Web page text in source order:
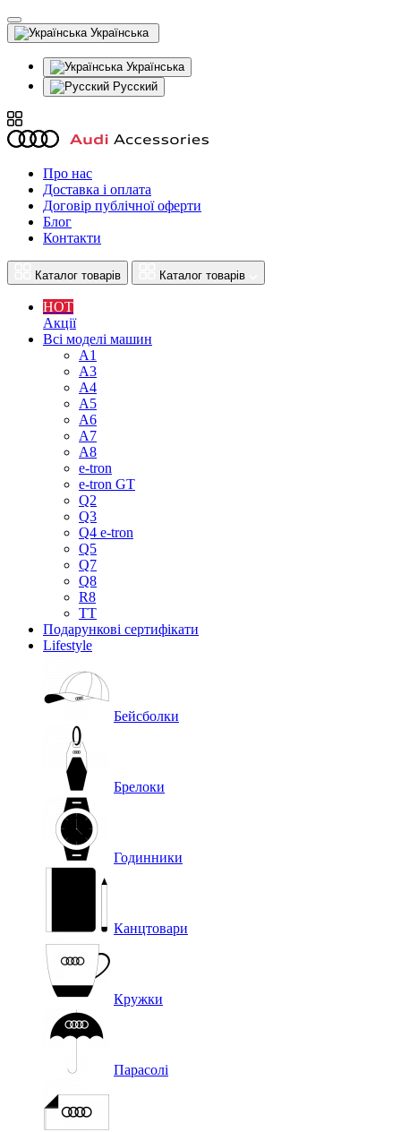
Українська
Українська
Русский
Про нас
Доставка і оплата
Договір публічної оферти
Блог
Контакти
Каталог товарів Каталог товарів
HOT
Акції
Всі моделі машин
A1
A3
A4
A5
A6
A7
A8
e-tron
e-tron GT
Q2
Q3
Q4 e-tron
Q5
Q7
Q8
R8
TT
Подарункові сертифікати
Lifestyle
Бейсболки
Брелоки
Годинники
Канцтовари
Кружки
Парасолі